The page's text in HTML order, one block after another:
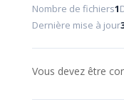
Nombre de fichiers1
Dernière mise à jour
Vous devez être